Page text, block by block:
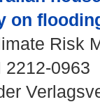
on
Risk
2212-0963